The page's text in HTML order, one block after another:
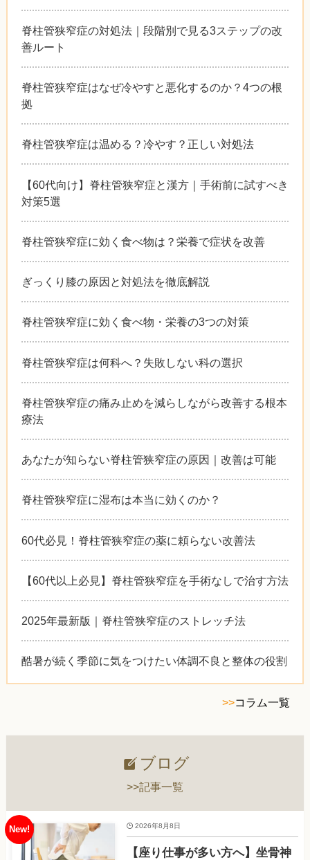
脊柱管狭窄症の対処法｜段階別で見る3ステップの改
善ルート
脊柱管狭窄症はなぜ冷やすと悪化するのか？4つの根
拠
脊柱管狭窄症は温める？冷やす？正しい対処法
【60代向け】脊柱管狭窄症と漢方｜手術前に試すべき
対策5選
脊柱管狭窄症に効く食べ物は？栄養で症状を改善
ぎっくり膝の原因と対処法を徹底解説
脊柱管狭窄症に効く食べ物・栄養の3つの対策
脊柱管狭窄症は何科へ？失敗しない科の選択
脊柱管狭窄症の痛み止めを減らしながら改善する根本
療法
あなたが知らない脊柱管狭窄症の原因｜改善は可能
脊柱管狭窄症に湿布は本当に効くのか？
60代必見！脊柱管狭窄症の薬に頼らない改善法
【60代以上必見】脊柱管狭窄症を手術なしで治す方法
2025年最新版｜脊柱管狭窄症のストレッチ法
酷暑が続く季節に気をつけたい体調不良と整体の役割
>>コラム一覧
ブログ
>>記事一覧
【座り仕事が多い方へ】坐骨神
2026年8月8日